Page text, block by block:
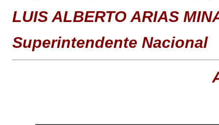
LUIS ALBERTO ARIAS
Superintendente Nacional